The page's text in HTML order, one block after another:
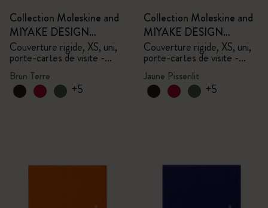
Collection Moleskine and
MIYAKE DESIGN
STUDIO en Édition
Limitée
Couverture rigide, XS, uni,
porte-cartes de visite -
avec boîte
Brun Terre
+5
Collection Moleskine and
MIYAKE DESIGN
STUDIO en Édition
Limitée
Couverture rigide, XS, uni,
porte-cartes de visite -
avec boîte
Jaune Pissenlit
+5